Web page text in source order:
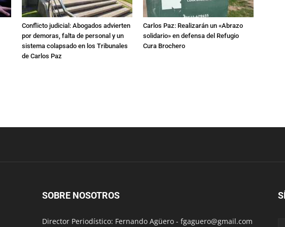
Conflicto judicial: Abogados advierten
por demoras, falta de personal y un
sistema colapsado en los Tribunales
de Carlos Paz
Carlos Paz: Realizarán un «Abrazo
solidario» en defensa del Refugio
Cura Brochero
SOBRE NOSOTROS
Director Periodístico: Fernando Agüero - fgaguero@gmail.com